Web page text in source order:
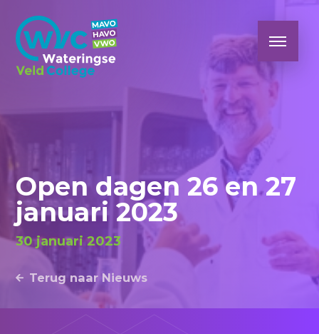
Open dagen 26 en 27
januari 2023
30 januari 2023
Terug naar Nieuws